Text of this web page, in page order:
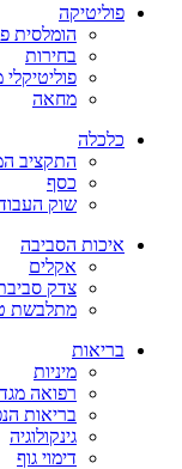
פוליטיקה
הומלסית
בחירות
מחאה
כלכלה
התקציב
כסף
שוק
איכות הסביבה
אקלים
צדק
מתלבשת
בריאות
מיניות
רפואה
בריאות
גינקולוגיה
דימוי גוף